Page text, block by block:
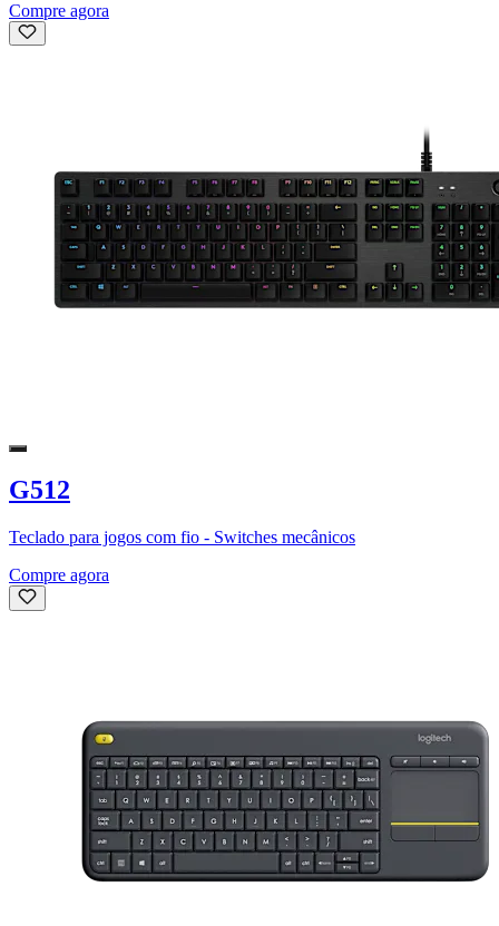
Compre agora
G512
Teclado para jogos com fio - Switches mecânicos
Compre agora